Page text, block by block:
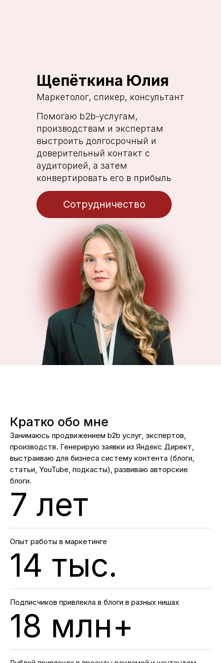
Щепёткина Юлия
Маркетолог, спикер, консультант
Помогаю b2b-услугам,
производствам и экспертам
выстроить долгосрочный и
доверительный контакт с
аудиторией, а затем
конвертировать его в прибыль
Сотрудничество
Кратко обо мне
Занимаюсь продвижением b2b услуг, экспертов,
производств. Генерирую заявки из Яндекс Директ,
выстраиваю для бизнеса систему контента (блоги,
статьи, YouTube, подкасты), развиваю авторские
блоги.
7 лет
Опыт работы в маркетинге
14 тыс.
Подписчиков привлекла в блоги в разных нишах
18 млн+